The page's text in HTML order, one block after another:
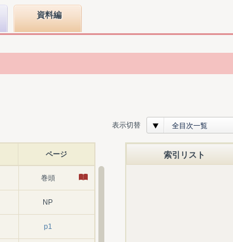
資料編
表示切替 全目次一覧
ページ
巻頭
NP
p1
索引リスト